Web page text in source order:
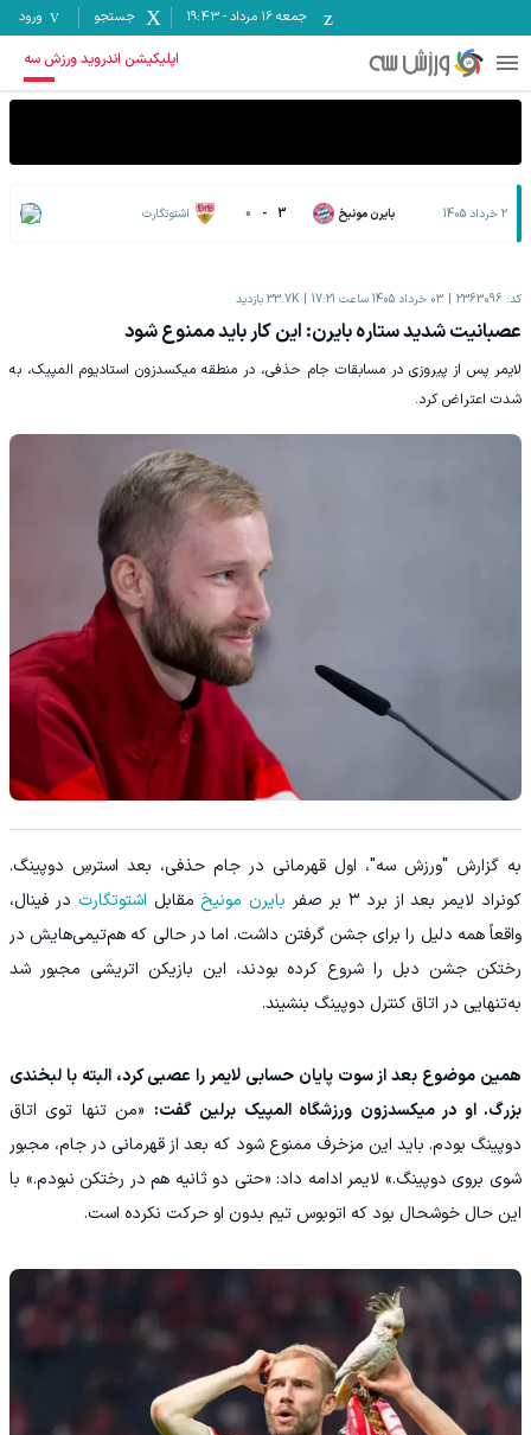
جمعه ۱۶ مرداد -
19:43 جستجو ورود
اپلیکیشن اندروید ورزش سه
2 خرداد 1405 بایرن مونیخ 3
-
0 اشتوتگارت
کد: 2363096 03 خرداد 1405 ساعت 17:21 33.7K بازدید
عصبانیت شدید ستاره بایرن: این کار باید ممنوع شود
لایمر پس از پیروزی در مسابقات جام حذفی، در منطقه میکسدزون استادیوم المپیک، به
شدت اعتراض کرد.
به گزارش "ورزش سه"، اول قهرمانی در جام حذفی، بعد استرسِ دوپینگ.
کونراد لایمر بعد از برد ۳ بر صفر
بایرن مونیخ مقابل اشتوتگارت در فینال،
واقعاً همه دلیل را برای جشن گرفتن داشت. اما در حالی که هم‌تیمی‌هایش در
رختکن جشن دبل را شروع کرده بودند، این بازیکن اتریشی مجبور شد
به‌تنهایی در اتاق کنترل دوپینگ بنشیند.
همین موضوع بعد از سوت پایان حسابی لایمر را عصبی کرد، البته با لبخندی
بزرگ. او در میکسدزون ورزشگاه المپیک برلین گفت: «من تنها توی اتاق
دوپینگ بودم. باید این مزخرف ممنوع شود که بعد از قهرمانی در جام، مجبور
شوی بروی دوپینگ.» لایمر ادامه داد: «حتی دو ثانیه هم در رختکن نبودم.» با
این حال خوشحال بود که اتوبوس تیم بدون او حرکت نکرده است.